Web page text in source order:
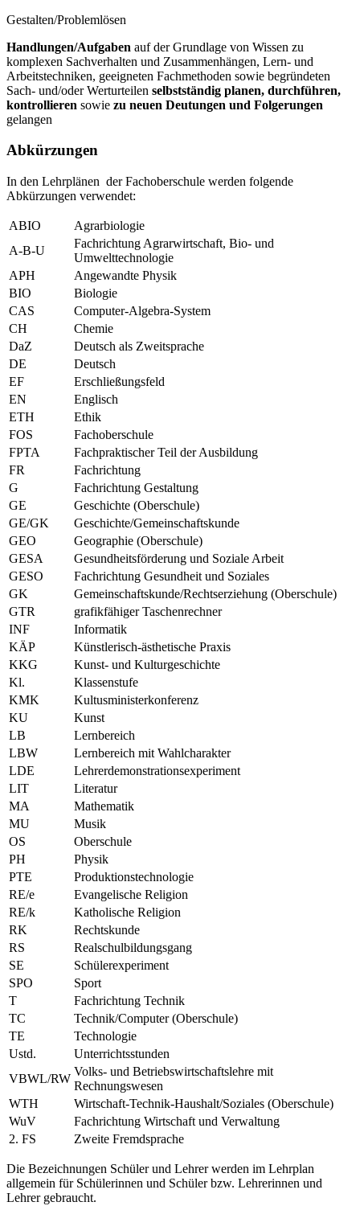
Gestalten/Problemlösen
Handlungen/Aufgaben auf der Grundlage von Wissen zu
komplexen Sachverhalten und Zusammenhängen, Lern- und
Arbeitstechniken, geeigneten Fachmethoden sowie begründeten
Sach- und/oder Werturteilen selbstständig planen, durchführen,
kontrollieren sowie zu neuen Deutungen und Folgerungen
gelangen
Abkürzungen
In den Lehrplänen der Fachoberschule werden folgende
Abkürzungen verwendet:
ABIO
Agrarbiologie
A-B-U
Fachrichtung Agrarwirtschaft, Bio- und
Umwelttechnologie
APH
Angewandte Physik
BIO
Biologie
CAS
Computer-Algebra-System
CH
Chemie
DaZ
Deutsch als Zweitsprache
DE
Deutsch
EF
Erschließungsfeld
EN
Englisch
ETH
Ethik
FOS
Fachoberschule
FPTA
Fachpraktischer Teil der Ausbildung
FR
Fachrichtung
G
Fachrichtung Gestaltung
GE
Geschichte (Oberschule)
GE/GK
Geschichte/Gemeinschaftskunde
GEO
Geographie (Oberschule)
GESA
Gesundheitsförderung und Soziale Arbeit
GESO
Fachrichtung Gesundheit und Soziales
GK
Gemeinschaftskunde/Rechtserziehung (Oberschule)
GTR
grafikfähiger Taschenrechner
INF
Informatik
KÄP
Künstlerisch-ästhetische Praxis
KKG
Kunst- und Kulturgeschichte
Kl.
Klassenstufe
KMK
Kultusministerkonferenz
KU
Kunst
LB
Lernbereich
LBW
Lernbereich mit Wahlcharakter
LDE
Lehrerdemonstrationsexperiment
LIT
Literatur
MA
Mathematik
MU
Musik
OS
Oberschule
PH
Physik
PTE
Produktionstechnologie
RE/e
Evangelische Religion
RE/k
Katholische Religion
RK
Rechtskunde
RS
Realschulbildungsgang
SE
Schülerexperiment
SPO
Sport
T
Fachrichtung Technik
TC
Technik/Computer (Oberschule)
TE
Technologie
Ustd.
Unterrichtsstunden
VBWL/RW
Volks- und Betriebswirtschaftslehre mit
Rechnungswesen
WTH
Wirtschaft-Technik-Haushalt/Soziales (Oberschule)
WuV
Fachrichtung Wirtschaft und Verwaltung
2. FS
Zweite Fremdsprache
Die Bezeichnungen Schüler und Lehrer werden im Lehrplan
allgemein für Schülerinnen und Schüler bzw. Lehrerinnen und
Lehrer gebraucht.